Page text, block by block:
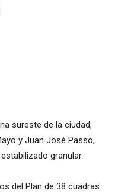
sureste de la ciudad,
y Juan José Passo,
granular.
del Plan de 38 cuadras